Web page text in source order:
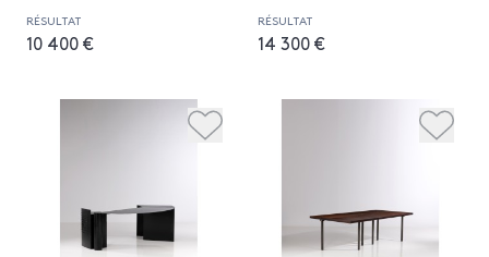
RÉSULTAT
10 400 €
RÉSULTAT
14 300 €